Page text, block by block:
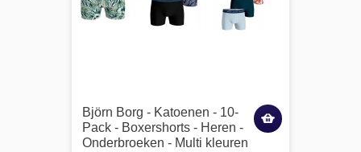
Björn Borg - Katoenen - 10-
Pack - Boxershorts - Heren -
Onderbroeken - Multi kleuren